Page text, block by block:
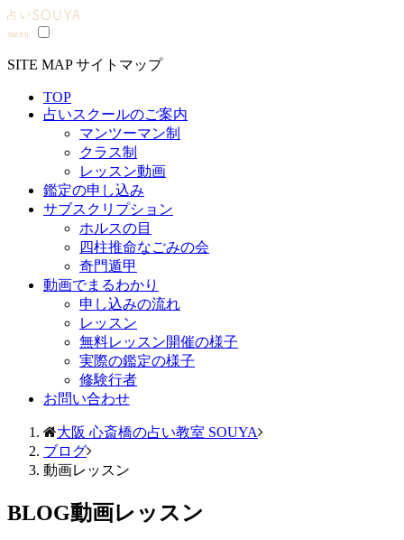
SITE MAPサイトマップ
TOP
占いスクールのご案内
マンツーマン制
クラス制
レッスン動画
鑑定の申し込み
サブスクリプション
ホルスの目
四柱推命なごみの会
奇門遁甲
動画でまるわかり
申し込みの流れ
レッスン
無料レッスン開催の様子
実際の鑑定の様子
修験行者
お問い合わせ
大阪 心斎橋の占い教室 SOUYA
ブログ
動画レッスン
BLOG動画レッスン